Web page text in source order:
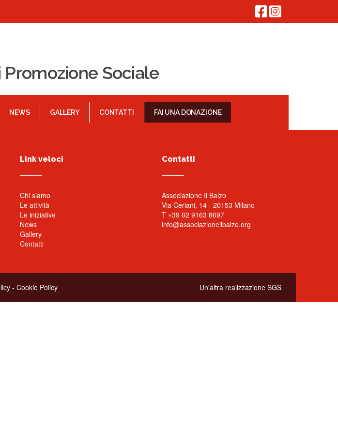
Sociale
NEWS GALLERY CONTATTI FAI UNA DONAZIONE
Link veloci
Chi siamo
Le attività
Le iniziative
News
Gallery
Contatti
Contatti
Associazione Il Balzo
Via Ceriani, 14 - 20153 Milano
T +39 02 9163 8697
info@associazioneilbalzo.org
- Cookie Policy Un'altra realizzazione SGS